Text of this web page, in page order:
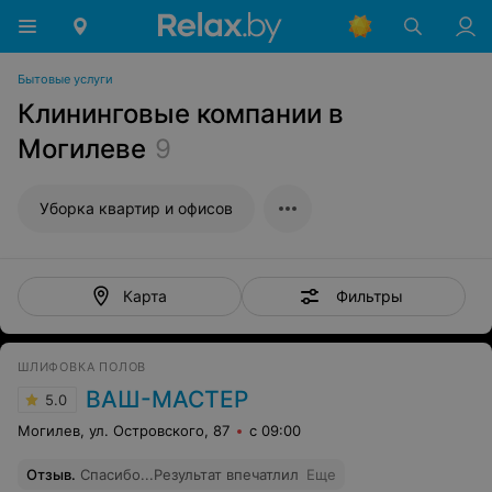
Бытовые услуги
Клининговые компании в
Могилеве 9
Уборка квартир и офисов
Карта Фильтры
ШЛИФОВКА ПОЛОВ
5.0 ВАШ-МАСТЕР
Могилев, ул. Островского, 87 с 09:00
Отзыв. Спасибо...Результат впечатлил Еще